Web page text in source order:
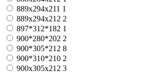
889x294x211 1
889х294х212 2
897*312*182 1
900*280*202 2
900*305*212 8
900*310*210 2
900x305x212 3